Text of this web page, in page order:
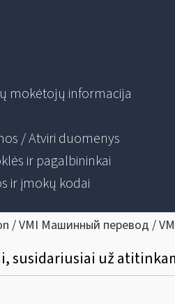
mokėtojų informacija
/ Atviri duomenys
ir pagalbininkai
ir įmokų kodai
/ VMI Машинный перевод /
susidariusiai už